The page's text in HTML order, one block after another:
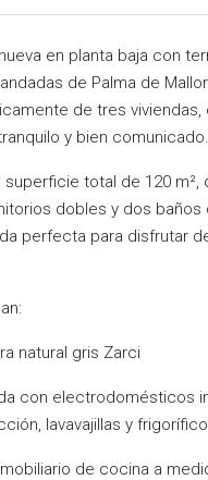
en planta baja con
de Palma de
de tres
y bien comunicado.
superficie total de 120
dobles y dos
perfecta para disfrutar
natural gris Zarci
con electrodomésticos
lavavajillas y
de cocina a